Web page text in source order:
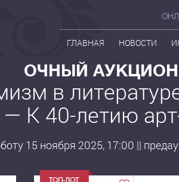
ГЛАВНАЯ НОВОСТИ
ОЧНЫЙ АУКЦИОН
в
— К 40-летию
15 ноября 2025, 17:00 ||